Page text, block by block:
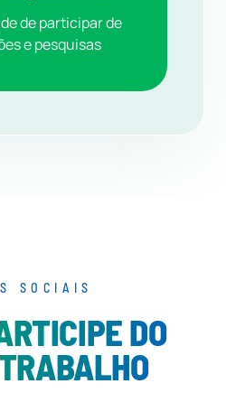
de participar de
e pesquisas
SOCIAIS
DO